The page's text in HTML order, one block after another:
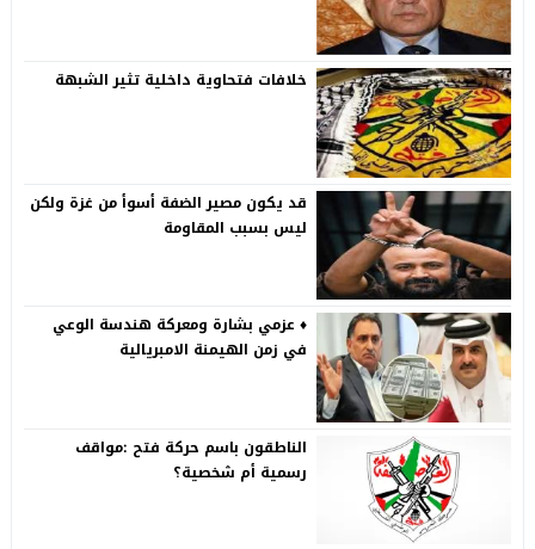
خلافات فتحاوية داخلية تثير الشبهة
قد يكون مصير الضفة أسوأ من غزة ولكن
ليس بسبب المقاومة
♦️ عزمي بشارة ومعركة هندسة الوعي
في زمن الهيمنة الامبريالية
الناطقون باسم حركة فتح :مواقف
رسمية أم شخصية؟